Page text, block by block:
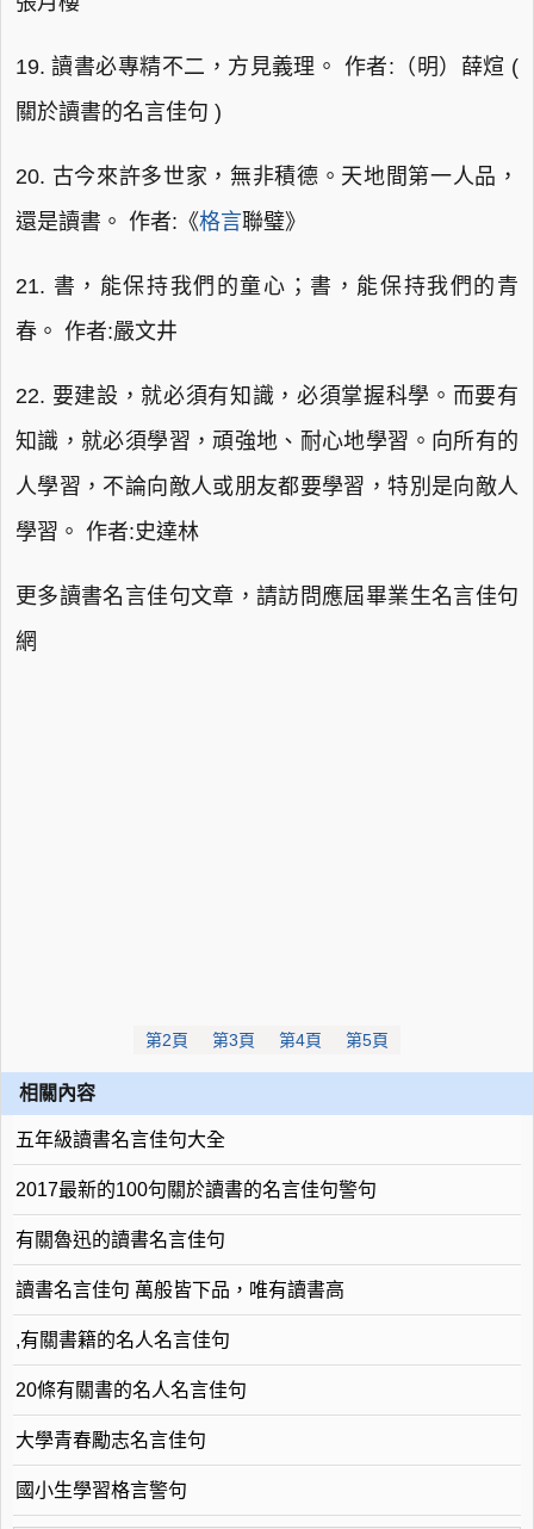
19. 讀書必專精不二，方見義理。 作者:（明）薛煊 (
關於讀書的名言佳句 )
20. 古今來許多世家，無非積德。天地間第一人品，
還是讀書。 作者:《格言聯璧》
21. 書，能保持我們的童心；書，能保持我們的青
春。 作者:嚴文井
22. 要建設，就必須有知識，必須掌握科學。而要有
知識，就必須學習，頑強地、耐心地學習。向所有的
人學習，不論向敵人或朋友都要學習，特別是向敵人
學習。 作者:史達林
更多讀書名言佳句文章，請訪問應屆畢業生名言佳句
網
第2頁 第3頁 第4頁 第5頁
相關內容
五年級讀書名言佳句大全
2017最新的100句關於讀書的名言佳句警句
有關魯迅的讀書名言佳句
讀書名言佳句 萬般皆下品，唯有讀書高
,有關書籍的名人名言佳句
20條有關書的名人名言佳句
大學青春勵志名言佳句
國小生學習格言警句